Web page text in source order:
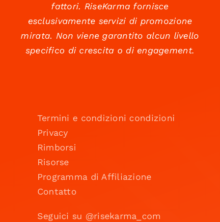
fattori. RiseKarma fornisce
esclusivamente servizi di promozione
mirata. Non viene garantito alcun livello
specifico di crescita o di engagement.
Termini e condizioni condizioni
Privacy
Rimborsi
Risorse
Programma di Affiliazione
Contatto
Seguici su @risekarma_com